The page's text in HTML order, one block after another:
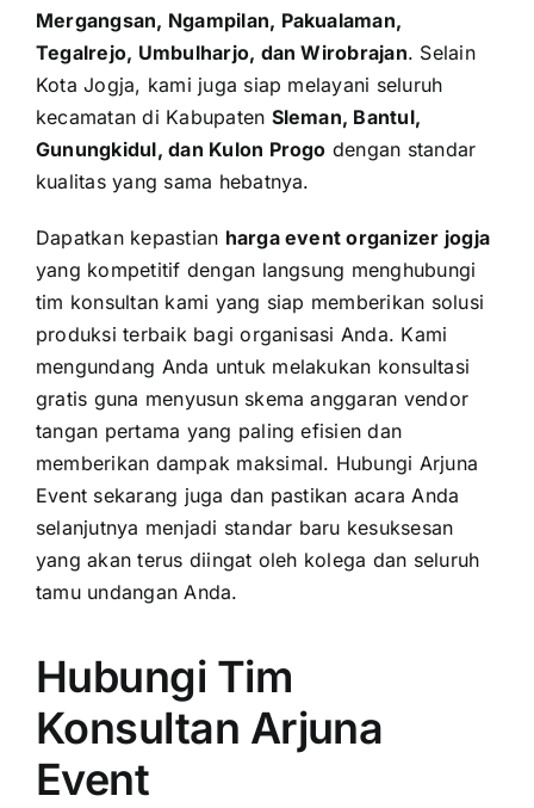
Mergangsan, Ngampilan, Pakualaman,
Tegalrejo, Umbulharjo, dan Wirobrajan. Selain
Kota Jogja, kami juga siap melayani seluruh
kecamatan di Kabupaten Sleman, Bantul,
Gunungkidul, dan Kulon Progo dengan standar
kualitas yang sama hebatnya.
Dapatkan kepastian harga event organizer jogja
yang kompetitif dengan langsung menghubungi
tim konsultan kami yang siap memberikan solusi
produksi terbaik bagi organisasi Anda. Kami
mengundang Anda untuk melakukan konsultasi
gratis guna menyusun skema anggaran vendor
tangan pertama yang paling efisien dan
memberikan dampak maksimal. Hubungi Arjuna
Event sekarang juga dan pastikan acara Anda
selanjutnya menjadi standar baru kesuksesan
yang akan terus diingat oleh kolega dan seluruh
tamu undangan Anda.
Hubungi Tim
Konsultan Arjuna
Event